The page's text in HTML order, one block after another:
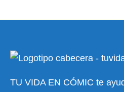
TU VIDA EN CÓMIC te